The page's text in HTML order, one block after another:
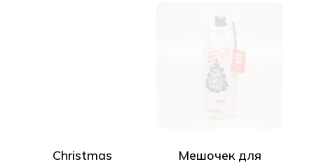
Christmas
Мешочек для